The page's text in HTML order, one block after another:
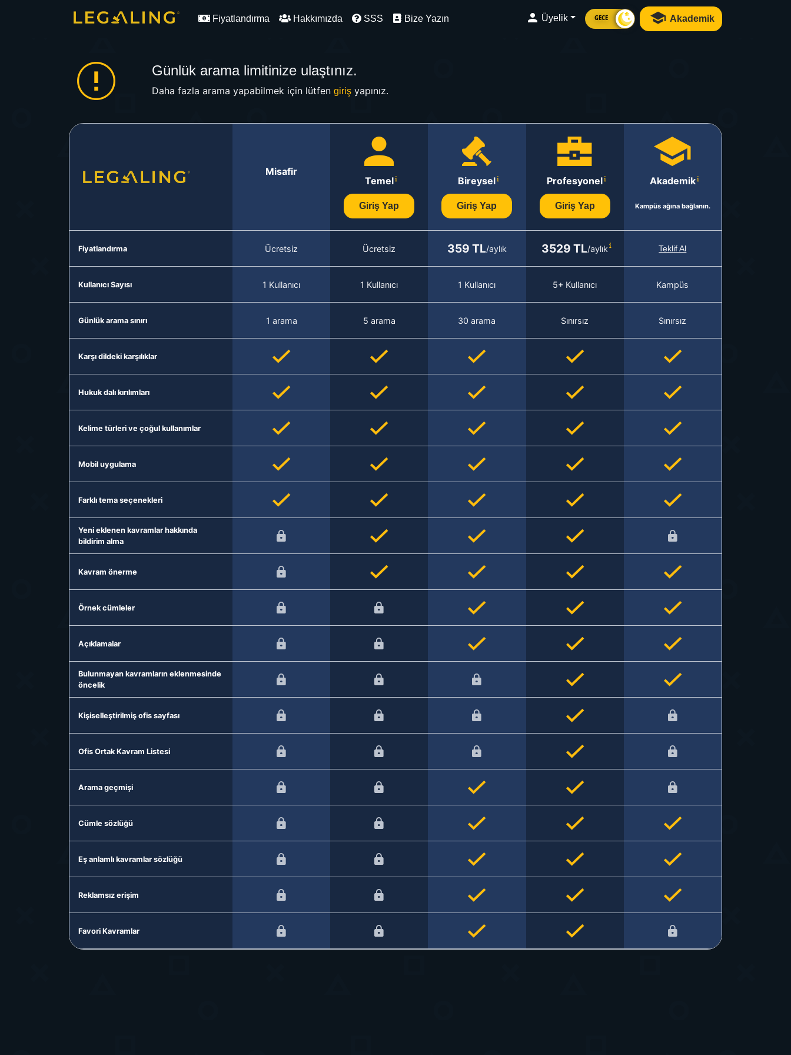
Fiyatlandırma Hakkımızda SSS Bize Yazın Üyelik GECE Akademik
Günlük arama limitinize ulaştınız.
Daha fazla arama yapabilmek için lütfen girişyapınız.
Misafir
Temel
Giriş Yap
Bireysel
Giriş Yap
Profesyonel
Giriş Yap
Akademik
Kampüs ağına bağlanın.
Fiyatlandırma Ücretsiz Ücretsiz 359 TL/aylık 3529 TL/aylık Teklif Al
Kullanıcı Sayısı 1 Kullanıcı 1 Kullanıcı 1 Kullanıcı 5+ Kullanıcı Kampüs
Günlük arama sınırı 1 arama 5 arama 30 arama Sınırsız Sınırsız
Karşı dildeki karşılıklar
Hukuk dalı kırılımları
Kelime türleri ve çoğul kullanımlar
Mobil uygulama
Farklı tema seçenekleri
Yeni eklenen kavramlar hakkında
bildirim alma
Kavram önerme
Örnek cümleler
Açıklamalar
Bulunmayan kavramların eklenmesinde
öncelik
Kişiselleştirilmiş ofis sayfası
Ofis Ortak Kavram Listesi
Arama geçmişi
Cümle sözlüğü
Eş anlamlı kavramlar sözlüğü
Reklamsız erişim
Favori Kavramlar